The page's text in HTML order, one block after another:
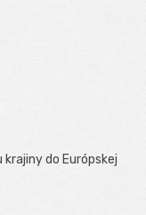
do Európskej